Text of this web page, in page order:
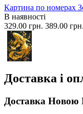
Картина по номерах
В наявності
329.00 грн. 389.00 грн.
Доставка і
Доставка